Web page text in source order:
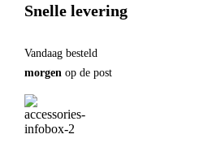
Snelle levering
Vandaag besteld
morgen op de post